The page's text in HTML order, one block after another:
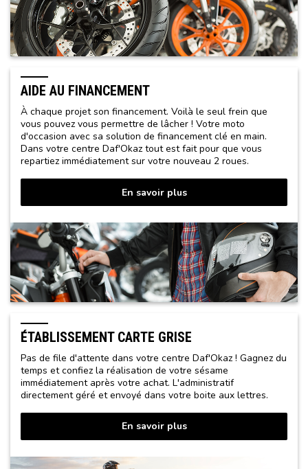
AIDE AU FINANCEMENT
À chaque projet son financement. Voilà le seul frein que
vous pouvez vous permettre de lâcher ! Votre moto
d'occasion avec sa solution de financement clé en main.
Dans votre centre Daf'Okaz tout est fait pour que vous
repartiez immédiatement sur votre nouveau 2 roues.
En savoir plus
ÉTABLISSEMENT CARTE GRISE
Pas de file d'attente dans votre centre Daf'Okaz ! Gagnez du
temps et confiez la réalisation de votre sésame
immédiatement après votre achat. L'administratif
directement géré et envoyé dans votre boite aux lettres.
En savoir plus